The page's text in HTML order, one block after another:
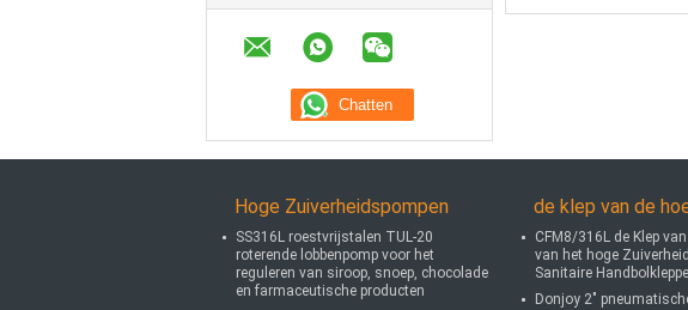
Hoge Zuiverheidspompen
SS316L roestvrijstalen TUL-20
roterende lobbenpomp voor het
reguleren van siroop, snoep, chocolade
en farmaceutische producten
de klep van de
CFM8/316L de Klep
van het hoge
Sanitaire
Donjoy 2"